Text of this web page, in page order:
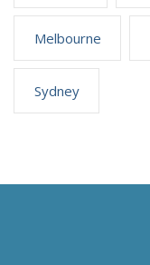
Melbourne
Sydney